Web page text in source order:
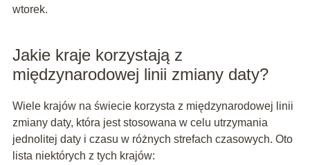
wtorek.
Jakie kraje korzystają z
międzynarodowej linii zmiany daty?
Wiele krajów na świecie korzysta z międzynarodowej linii
zmiany daty, która jest stosowana w celu utrzymania
jednolitej daty i czasu w różnych strefach czasowych. Oto
lista niektórych z tych krajów: